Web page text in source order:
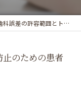
差の許容範囲とトラブル防止のための患者が知るべきポイント
止のための患者